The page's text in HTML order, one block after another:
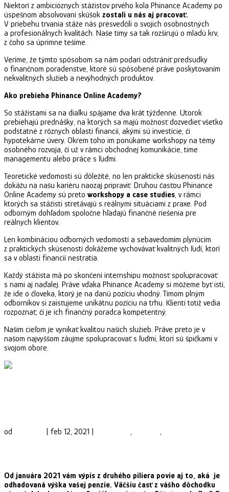
Niektorí z ambicióznych stážistov prvého kola Phinance Academy po
úspešnom absolvovaní skúšok zostali u nás aj pracovať.
V priebehu trvania stáže nás presvedčili o svojich osobnostných
a profesionálnych kvalitách. Naše tímy sa tak rozširujú o mladú krv,
z čoho sa úprimne tešíme.
Veríme, že týmto spôsobom sa nám podarí odstrániť predsudky
o finančnom poradenstve, ktoré sú spôsobené práve poskytovaním
nekvalitných služieb a nevýhodných produktov.
Ako prebieha Phinance Online Academy?
So stážistami sa na diaľku spájame dva krát týždenne. Utorok
prebiehajú prednášky, na ktorých sa majú možnosť dozvedieť všetko
podstatné z rôznych oblastí financií, akými sú investície, či
hypotekárne úvery. Okrem toho im ponúkame workshopy na témy
osobného rozvoja, či už v rámci obchodnej komunikácie, time
managementu alebo práce s ľuďmi.
Teoretické vedomosti sú dôležité, no len praktické skúsenosti nás
dokážu na našu kariéru naozaj pripraviť. Druhou časťou Phinance
Online Academy sú preto workshopy a case studies, v rámci
ktorých sa stážisti stretávajú s reálnymi situáciami z praxe. Pod
odborným dohľadom spoločne hľadajú finančné riešenia pre
reálnych klientov.
Len kombináciou odborných vedomostí a sebavedomím plynúcim
z praktických skúseností dokážeme vychovávať kvalitných ľudí, ktorí
sa v oblasti financií nestratia.
Každý stážista má po skončení internshipu možnosť spolupracovať
s nami aj naďalej. Práve vďaka Phinance Academy si môžeme byť istí,
že ide o človeka, ktorý je na danú pozíciu vhodný. Tímom plným
odborníkov si zaisťujeme unikátnu pozíciu na trhu. Klienti totiž vedia
rozpoznať, či je ich finančný poradca kompetentný.
Našim cieľom je vynikať kvalitou našich služieb. Práve preto je v
našom najvyššom záujme spolupracovať s ľuďmi, ktorí sú špičkami v
svojom obore.
od feb 12, 2021 , ,
Od januára 2021 vám výpis z druhého piliera povie aj to, aká je
odhadovaná výška vašej penzie. Väčšiu časť z vášho dôchodku